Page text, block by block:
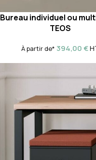
Bureau individuel ou
TEOS
À partir de* 394,00€